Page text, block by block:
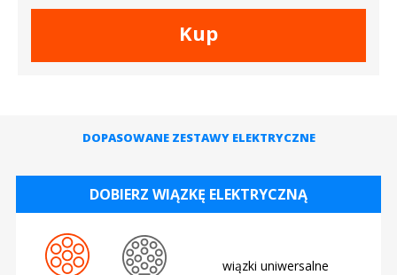
Kup
DOPASOWANE ZESTAWY ELEKTRYCZNE
DOBIERZ WIĄZKĘ ELEKTRYCZNĄ
wiązki uniwersalne